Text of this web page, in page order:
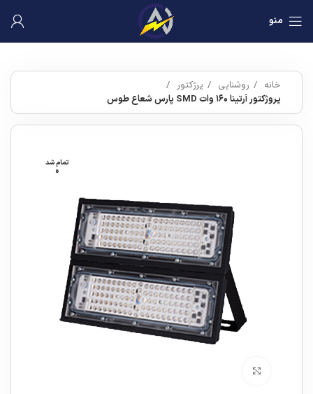
منو
خانه روشنایی
پرژکتور
پروژکتور آرتینا ۱۶۰ وات SMD پارس شعاع طوس
تمام شد
ه